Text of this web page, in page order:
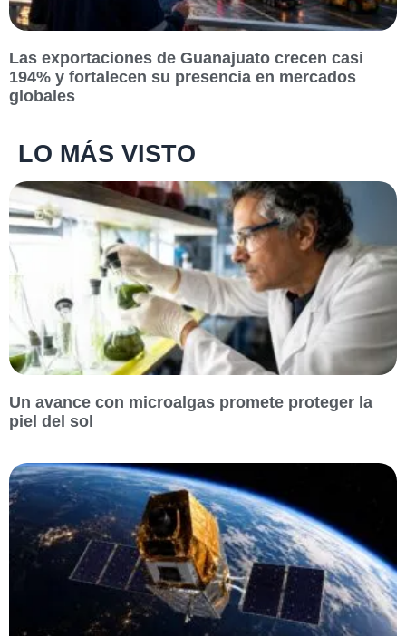
Las exportaciones de Guanajuato crecen casi
194% y fortalecen su presencia en mercados
globales
LO MÁS VISTO
Un avance con microalgas promete proteger la
piel del sol